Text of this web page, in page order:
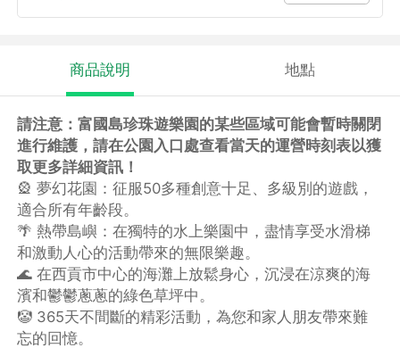
商品說明 地點
請注意：富國島珍珠遊樂園的某些區域可能會暫時關閉
進行維護，請在公園入口處查看當天的運營時刻表以獲
取更多詳細資訊！
🎡 夢幻花園：征服50多種創意十足、多級別的遊戲，
適合所有年齡段。
🌴 熱帶島嶼：在獨特的水上樂園中，盡情享受水滑梯
和激動人心的活動帶來的無限樂趣。
🌊 在西貢市中心的海灘上放鬆身心，沉浸在涼爽的海
濱和鬱鬱蔥蔥的綠色草坪中。
🤡 365天不間斷的精彩活動，為您和家人朋友帶來難
忘的回憶。